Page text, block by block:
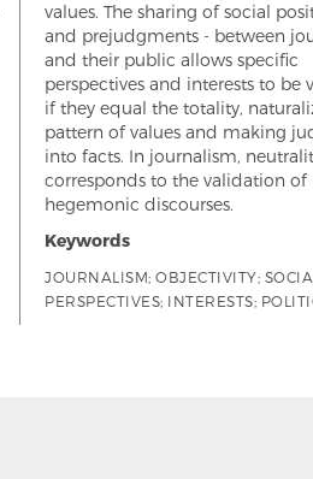
values. The sharing of social
and prejudgments - between
and their public allows specific
perspectives and interests to be
if they equal the totality,
pattern of values and making
into facts. In journalism,
corresponds to the validation of
hegemonic discourses.
Keywords
JOURNALISM; OBJECTIVITY;
PERSPECTIVES; INTERESTS;